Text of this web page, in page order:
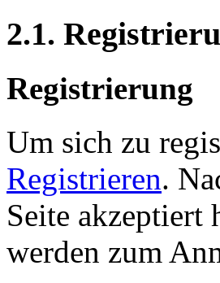
2.1.
Registrierung
Um sich zu
Registrieren.
Seite akzeptiert
werden zum